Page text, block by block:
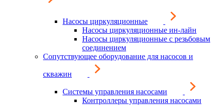
Насосы циркуляционные
Насосы циркуляционные ин-лайн
Насосы циркуляционные с резьбовым
соединением
Сопутствующее оборудование для насосов и
скважин
Системы управления насосами
Контроллеры управления насосами